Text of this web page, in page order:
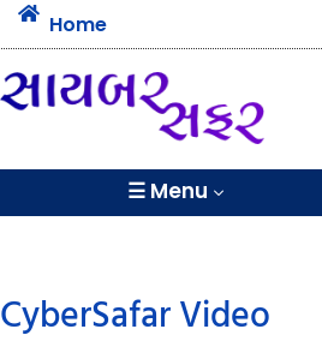
 Home
☰ Menu 3
CyberSafar Video